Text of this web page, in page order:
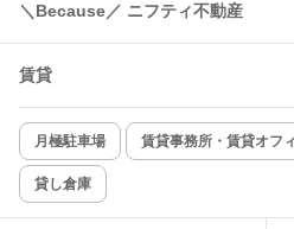
コンロ2口以上
新着のみ
該当件数:
＼Because／ ニフティ不動産
賃貸
月極駐車場 賃貸事務所・賃貸オフ
貸し倉庫